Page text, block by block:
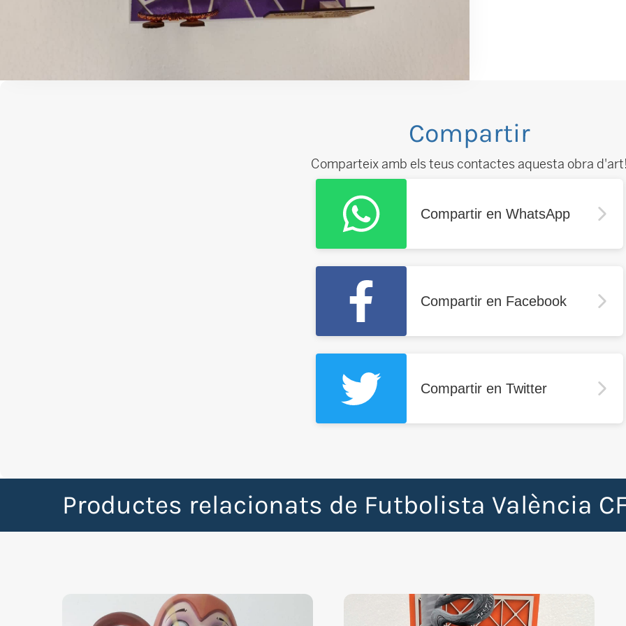
Compartir
Comparteix amb els teus contactes aquesta obra
Compartir en WhatsApp
Compartir en Facebook
Compartir en Twitter
Productes relacionats de Futbolista València